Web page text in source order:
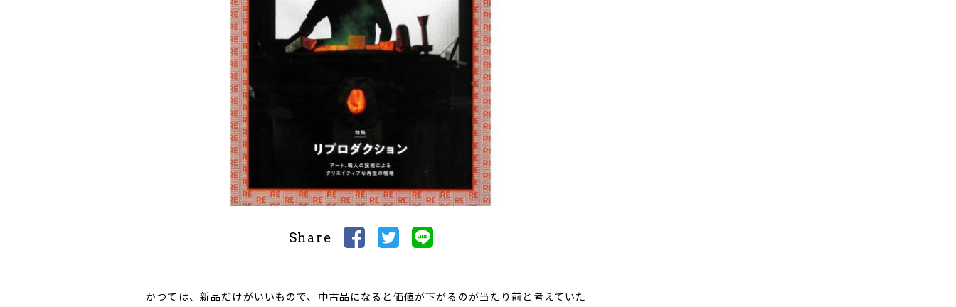
Share
かつては、新品だけがいいもので、中古品になると価値が下がるのが当たり前と考えていた